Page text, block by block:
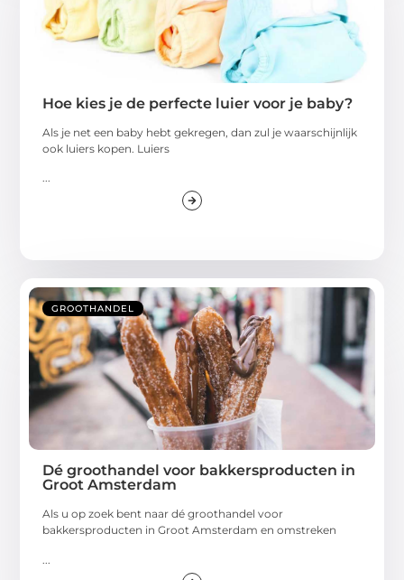
Hoe kies je de perfecte luier voor je baby?
Als je net een baby hebt gekregen, dan zul je waarschijnlijk
ook luiers kopen. Luiers
...
GROOTHANDEL
Dé groothandel voor bakkersproducten in
Groot Amsterdam
Als u op zoek bent naar dé groothandel voor
bakkersproducten in Groot Amsterdam en omstreken